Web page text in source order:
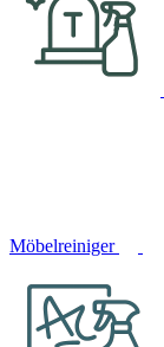
Möbelreiniger